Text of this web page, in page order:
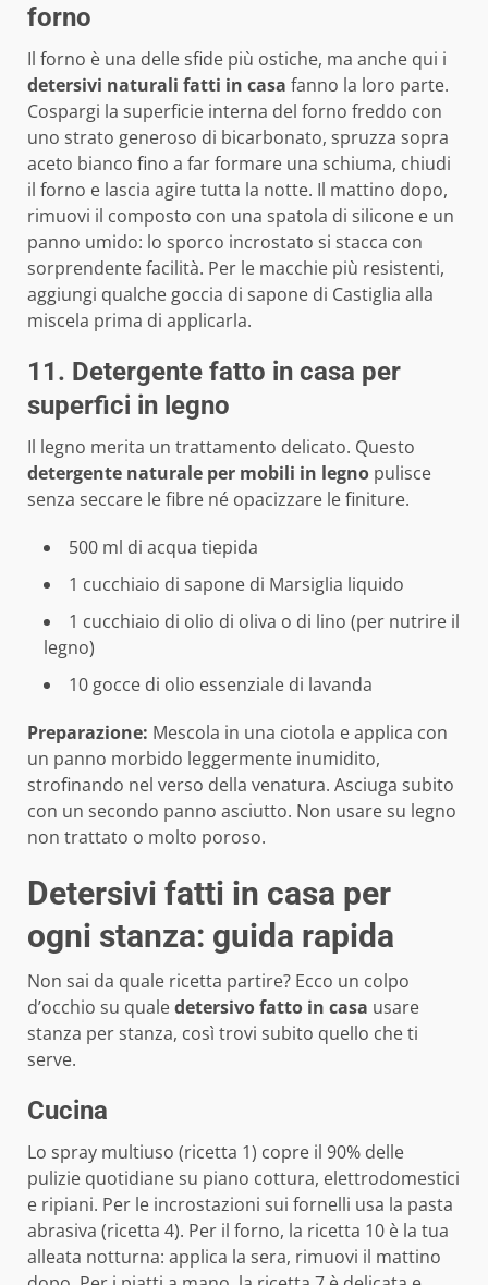
forno
Il forno è una delle sfide più ostiche, ma anche qui i
detersivi naturali fatti in casa fanno la loro parte.
Cospargi la superficie interna del forno freddo con
uno strato generoso di bicarbonato, spruzza sopra
aceto bianco fino a far formare una schiuma, chiudi
il forno e lascia agire tutta la notte. Il mattino dopo,
rimuovi il composto con una spatola di silicone e un
panno umido: lo sporco incrostato si stacca con
sorprendente facilità. Per le macchie più resistenti,
aggiungi qualche goccia di sapone di Castiglia alla
miscela prima di applicarla.
11. Detergente fatto in casa per
superfici in legno
Il legno merita un trattamento delicato. Questo
detergente naturale per mobili in legno pulisce
senza seccare le fibre né opacizzare le finiture.
500 ml di acqua tiepida
1 cucchiaio di sapone di Marsiglia liquido
1 cucchiaio di olio di oliva o di lino (per nutrire il
legno)
10 gocce di olio essenziale di lavanda
Preparazione: Mescola in una ciotola e applica con
un panno morbido leggermente inumidito,
strofinando nel verso della venatura. Asciuga subito
con un secondo panno asciutto. Non usare su legno
non trattato o molto poroso.
Detersivi fatti in casa per
ogni stanza: guida rapida
Non sai da quale ricetta partire? Ecco un colpo
d’occhio su qualedetersivo fatto in casa usare
stanza per stanza, così trovi subito quello che ti
serve.
Cucina
Lo spray multiuso (ricetta 1) copre il 90% delle
pulizie quotidiane su piano cottura, elettrodomestici
e ripiani. Per le incrostazioni sui fornelli usa la pasta
abrasiva (ricetta 4). Per il forno, la ricetta 10 è la tua
alleata notturna: applica la sera, rimuovi il mattino